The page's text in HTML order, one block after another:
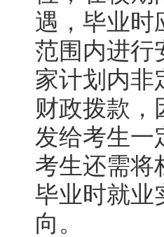
遇，毕业时
范围内进行
家计划内非
财政拨款，
发给考生一
考生还需将
毕业时就业
向。